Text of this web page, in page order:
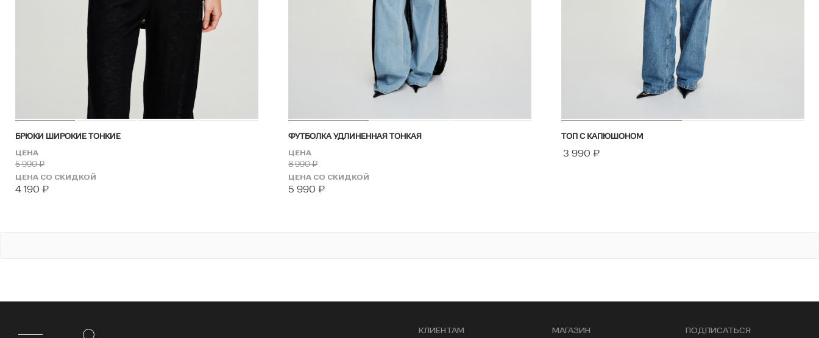
БРЮКИ ШИРОКИЕ ТОНКИЕ
ЦЕНА
5 990₽
ЦЕНА СО СКИДКОЙ
4 190 ₽
ФУТБОЛКА УДЛИНЕННАЯ ТОНКАЯ
ЦЕНА
8 990₽
ЦЕНА СО СКИДКОЙ
5 990 ₽
ТОП С КАПЮШОНОМ
3 990 ₽
КЛИЕНТАМ МАГАЗИН ПОДПИСАТЬСЯ